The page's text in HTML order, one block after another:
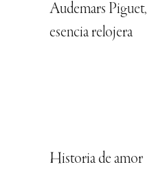
Audemars Piguet,
esencia relojera
Historia de amor